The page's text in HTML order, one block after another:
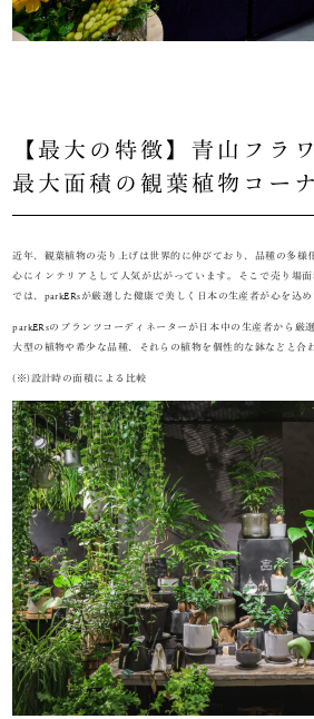
【最大の特徴】青山フラ
最大面積の観葉植物コー
近年、観葉植物の売り上げは世界的に伸びており、品種の多様
心にインテリアとして人気が広がっています。そこで売り場
では、parkERsが厳選した健康で美しく日本の生産者が心を込
parkERsのプランツコーディネーターが日本中の生産者から厳
大型の植物や希少な品種、それらの植物を個性的な鉢などと合
(※)設計時の面積による比較